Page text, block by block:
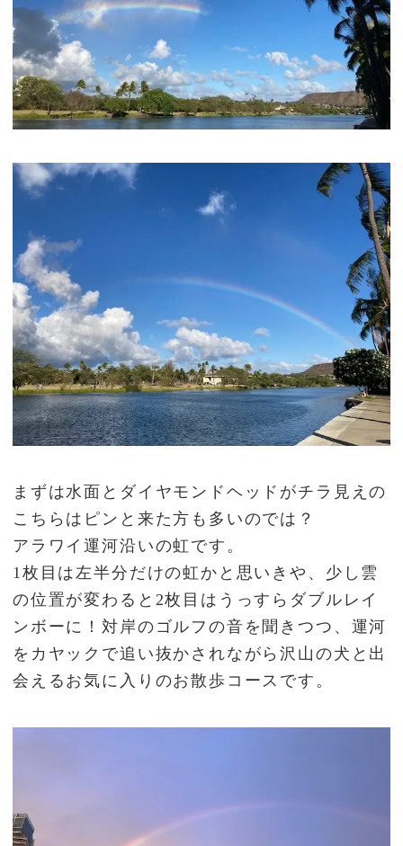
まずは水面とダイヤモンドヘッドがチラ見えの
こちらはピンと来た方も多いのでは？
アラワイ運河沿いの虹です。
1枚目は左半分だけの虹かと思いきや、少し雲
の位置が変わると2枚目はうっすらダブルレイ
ンボーに！対岸のゴルフの音を聞きつつ、運河
をカヤックで追い抜かされながら沢山の犬と出
会えるお気に入りのお散歩コースです。